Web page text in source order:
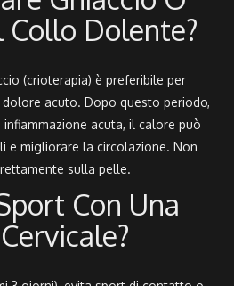
Collo Dolente?
(crioterapia) è preferibile per
acuto. Dopo questo periodo,
acuta, il calore può
e migliorare la circolazione. Non
sulla pelle.
Con Una